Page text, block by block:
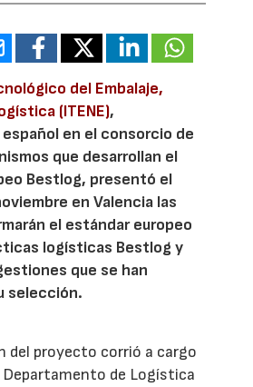
del Embalaje,
(ITENE),
en el consorcio de
que desarrollan el
Bestlog, presentó el
en Valencia las
el estándar europeo
logísticas Bestlog y
que se han
selección.
del proyecto corrió a cargo
de Logística